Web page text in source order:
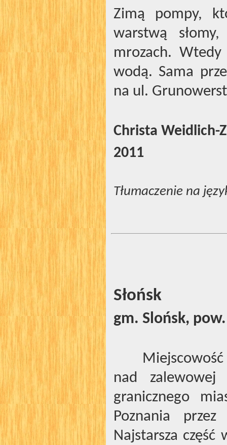
Zimą pompy,
warstwą
mrozach.
wodą. Sama
na ul.
Christa Weidlich-
2011
Tłumaczenie na
Słońsk
gm. Slońsk,
nad
granicznego
Poznania
Najstarsza część